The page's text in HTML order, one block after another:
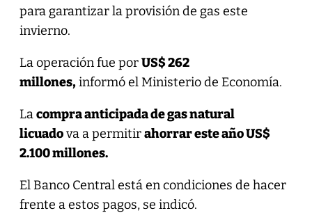
para garantizar la provisión de gas este
invierno.
La operación fue porUS$ 262
millones,informó el Ministerio de Economía.
Lacompra anticipada de gas natural
licuadova a permitirahorrar este año US$
2.100 millones.
El Banco Central está en condiciones de hacer
frente a estos pagos, se indicó.